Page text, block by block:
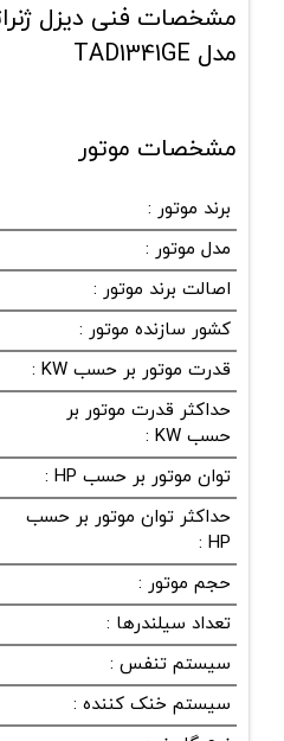
مدل TAD1341GE
مشخصات موتور
برند موتور :
مدل موتور :
اصالت برند موتور :
کشور سازنده موتور :
قدرت موتور بر حسب KW
:
حداکثر قدرت موتور بر
حسب KW
:
توان موتور بر حسب HP :
حداکثر توان موتور بر حسب
HP
:
حجم موتور :
تعداد سیلندرها :
سیستم تنفس :
سیستم خنک کننده :